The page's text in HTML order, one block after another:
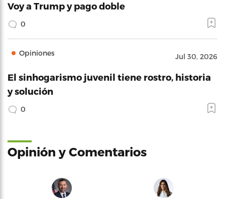
Voy a Trump y pago doble
0
Opiniones Jul 30, 2026
El sinhogarismo juvenil tiene rostro, historia
y solución
0
Opinión y Comentarios